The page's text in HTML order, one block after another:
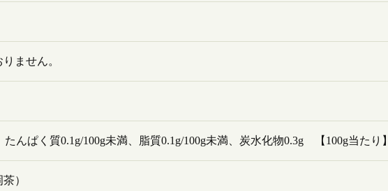
ません。
たんぱく質0.1g/100g未満、脂質0.1g/100g未満、炭水化物0.3g 【100g当たり】
）